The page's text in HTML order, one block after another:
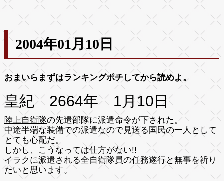
2004年01月10日
おまいらまずはランキングポチしてから読めよ。
皇紀 2664年 1月10日
陸上自衛隊の先遣部隊に派遣命令が下された。
中途半端な装備での派遣なので見送る国民の一人として
とても心配だ。
しかし、こうなっては仕方がない!!
イラクに派遣される全自衛隊員の任務遂行と無事を祈り
たいと思います。